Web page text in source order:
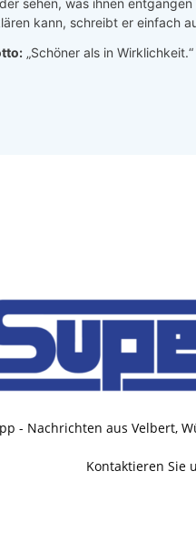
sehen, was ihnen
kann, schreibt er einfach
„Schöner als in Wirklichkeit.“
- Nachrichten aus Velbert,
Kontaktieren Sie